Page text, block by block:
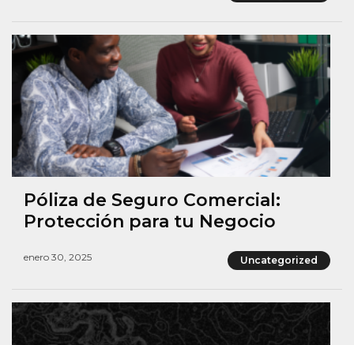
Póliza de Seguro Comercial:
Protección para tu Negocio
enero 30, 2025 Uncategorized